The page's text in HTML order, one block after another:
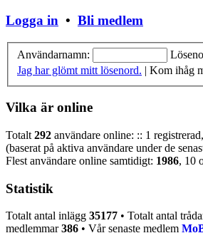
Logga in • Bli medlem
Användarnamn:
Jag har glömt mitt lösenord. | Kom ihåg
Vilka är online
Totalt 292 användare online: :: 1
(baserat på aktiva användare under de
Flest användare online samtidigt: 1986, 10
Statistik
Totalt antal inlägg 35177 • Totalt antal
medlemmar386 • Vår senaste medlem